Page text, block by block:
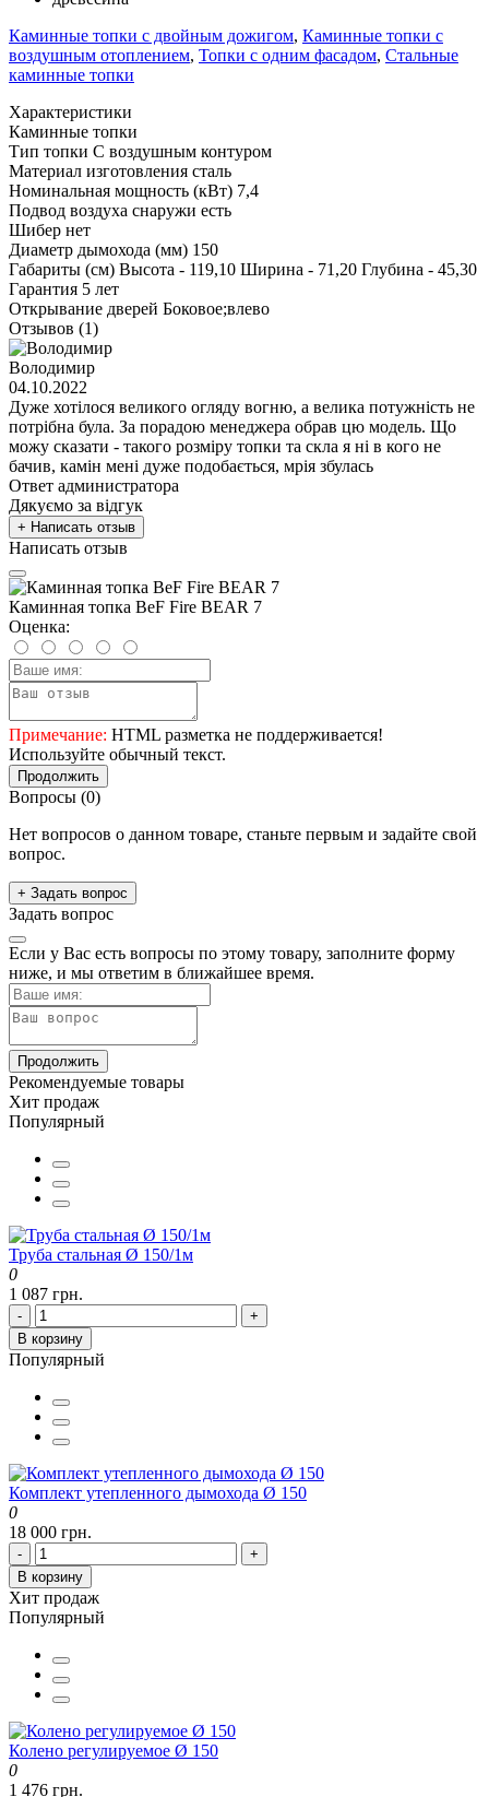
Каминные топки с двойным дожигом, Каминные топки с
воздушным отоплением, Топки с одним фасадом, Стальные
каминные топки
Характеристики
Каминные топки
Тип топки С воздушным контуром
Материал изготовления сталь
Номинальная мощность (кВт) 7,4
Подвод воздуха снаружи есть
Шибер нет
Диаметр дымохода (мм) 150
Габариты (см) Высота - 119,10 Ширина - 71,20 Глубина - 45,30
Гарантия 5 лет
Открывание дверей Боковое;влево
Отзывов (1)
Володимир
04.10.2022
Дуже хотілося великого огляду вогню, а велика потужність не
потрібна була. За порадою менеджера обрав цю модель. Що
можу сказати - такого розміру топки та скла я ні в кого не
бачив, камін мені дуже подобається, мрія збулась
Ответ администратора
Дякуємо за відгук
+ Написать отзыв
Написать отзыв
Каминная топка BeF Fire BEAR 7
Оценка:
Примечание: HTML разметка не поддерживается!
Используйте обычный текст.
Продолжить
Вопросы (0)
Нет вопросов о данном товаре, станьте первым и задайте свой
вопрос.
+ Задать вопрос
Задать вопрос
Если у Вас есть вопросы по этому товару, заполните форму
ниже, и мы ответим в ближайшее время.
Продолжить
Рекомендуемые товары
Хит продаж
Популярный
Труба стальная Ø 150/1м
0
1 087 грн.
-
+
В корзину
Популярный
Комплект утепленного дымохода Ø 150
0
18 000 грн.
-
+
В корзину
Хит продаж
Популярный
Колено регулируемое Ø 150
0
1 476 грн.